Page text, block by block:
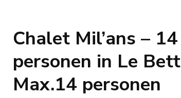
Chalet Mil’ans – 14
personen in Le
Max.14 personen